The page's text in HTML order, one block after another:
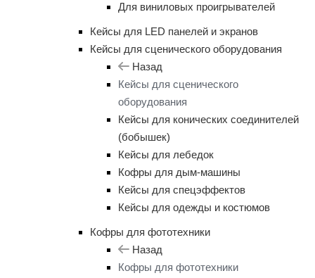
Для виниловых проигрывателей
Кейсы для LED панелей и экранов
Кейсы для сценического оборудования
Назад
Кейсы для сценического
оборудования
Кейсы для конических соединителей
(бобышек)
Кейсы для лебедок
Кофры для дым-машины
Кейсы для спецэффектов
Кейсы для одежды и костюмов
Кофры для фототехники
Назад
Кофры для фототехники